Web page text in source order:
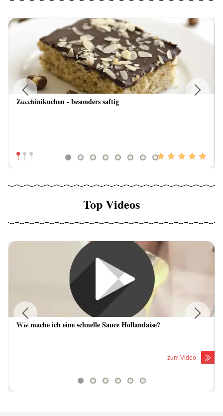
Zucchinikuchen - besonders saftig
Previous
Top Videos
Wie mache ich eine schnelle Sauce Hollandaise?
zum Video
Previous